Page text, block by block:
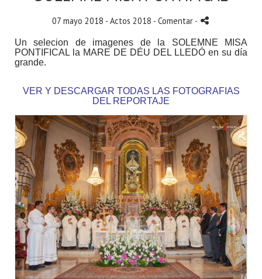
07 mayo 2018 - Actos 2018 - Comentar -
Un selecion de imagenes de la SOLEMNE MISA
PONTIFICAL la MARE DE DÉU DEL LLEDÓ en su día
grande.
VER Y DESCARGAR TODAS LAS FOTOGRAFIAS
DEL REPORTAJE